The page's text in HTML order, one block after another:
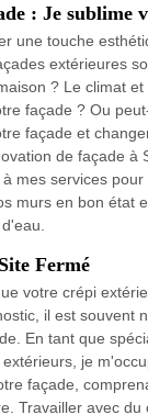
: Je sublime
une touche
extérieures
? Le climat
façade ? Ou
façade et
de façade à
mes services
murs en bon état
Fermé
votre crépi
il est souvent
En tant que
je
façade,
Travailler avec